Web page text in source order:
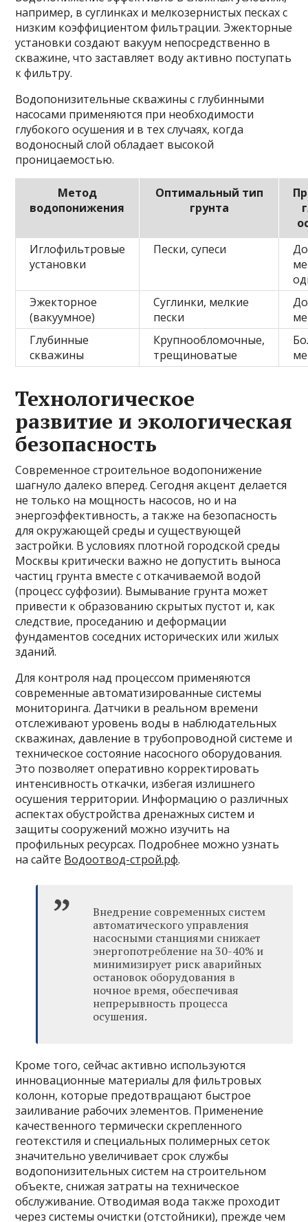
например, в суглинках и мелкозернистых песках с
низким коэффициентом фильтрации. Эжекторные
установки создают вакуум непосредственно в
скважине, что заставляет воду активно поступать
к фильтру.
Водопонизительные скважины с глубинными
насосами применяются при необходимости
глубокого осушения и в тех случаях, когда
водоносный слой обладает высокой
проницаемостью.
Метод
водопонижения
Оптимальный тип
грунта
Иглофильтровые
установки
Пески, супеси
Эжекторное
(вакуумное)
Суглинки, мелкие
пески
Глубинные
скважины
Крупнообломочные,
трещиноватые
Технологическое
развитие и экологическая
безопасность
Современное строительное водопонижение
шагнуло далеко вперед. Сегодня акцент делается
не только на мощность насосов, но и на
энергоэффективность, а также на безопасность
для окружающей среды и существующей
застройки. В условиях плотной городской среды
Москвы критически важно не допустить выноса
частиц грунта вместе с откачиваемой водой
(процесс суффозии). Вымывание грунта может
привести к образованию скрытых пустот и, как
следствие, проседанию и деформации
фундаментов соседних исторических или жилых
зданий.
Для контроля над процессом применяются
современные автоматизированные системы
мониторинга. Датчики в реальном времени
отслеживают уровень воды в наблюдательных
скважинах, давление в трубопроводной системе и
техническое состояние насосного оборудования.
Это позволяет оперативно корректировать
интенсивность откачки, избегая излишнего
осушения территории. Информацию о различных
аспектах обустройства дренажных систем и
защиты сооружений можно изучить на
профильных ресурсах. Подробнее можно узнать
на сайте Водоотвод-строй.рф.
Внедрение современных систем
автоматического управления
насосными станциями снижает
энергопотребление на 30-40% и
минимизирует риск аварийных
остановок оборудования в
ночное время, обеспечивая
непрерывность процесса
осушения.
Кроме того, сейчас активно используются
инновационные материалы для фильтровых
колонн, которые предотвращают быстрое
заиливание рабочих элементов. Применение
качественного термически скрепленного
геотекстиля и специальных полимерных сеток
значительно увеличивает срок службы
водопонизительных систем на строительном
объекте, снижая затраты на техническое
обслуживание. Отводимая вода также проходит
через системы очистки (отстойники), прежде чем